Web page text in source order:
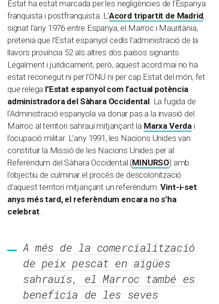
Estat ha estat marcada per les negligències de l’Espanya
franquista i postfranquista. L’Acord tripartit de Madrid,
signat l’any 1976 entre Espanya, el Marroc i Mauritània,
pretenia que l’Estat espanyol cedís l’administració de la
llavors província 52 als altres dos països signants.
Legalment i jurídicament, però, aquest acord mai no ha
estat reconegut ni per l’ONU ni per cap Estat del món, fet
que relega l’Estat espanyol com l’actual potència
administradora del Sàhara Occidental. La fugida de
l’Administració espanyola va donar pas a la invasió del
Marroc al territori sahrauí mitjançant la Marxa Verda i
l’ocupació militar. L’any 1991, les Nacions Unides van
constituir la Missió de les Nacions Unides per al
Referèndum del Sàhara Occidental (MINURSO) amb
l’objectiu de culminar el procés de descolonització
d’aquest territori mitjançant un referèndum.Vint-i-set
anys més tard, el referèndum encara no s’ha
celebrat.
A més de la comercialització
de peix pescat en aigües
sahrauís, el Marroc també es
beneficia de les seves